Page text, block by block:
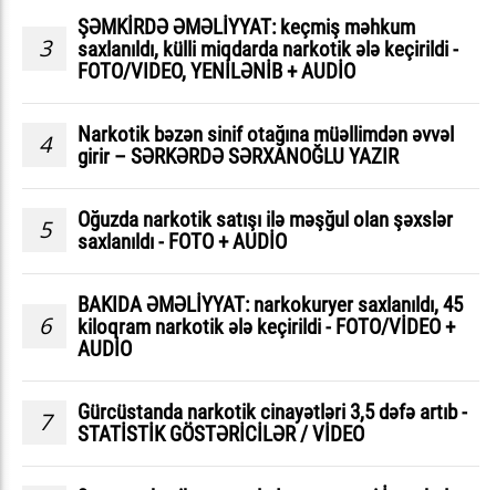
3
ŞƏMKİRDƏ ƏMƏLİYYAT: keçmiş məhkum
saxlanıldı, külli miqdarda narkotik ələ keçirildi -
FOTO/VIDEO, YENİLƏNİB + AUDİO
4
Narkotik bəzən sinif otağına müəllimdən əvvəl
girir – SƏRKƏRDƏ SƏRXANOĞLU YAZIR
5
Oğuzda narkotik satışı ilə məşğul olan şəxslər
saxlanıldı - FOTO + AUDİO
6
BAKIDA ƏMƏLİYYAT: narkokuryer saxlanıldı, 45
kiloqram narkotik ələ keçirildi - FOTO/VİDEO +
AUDİO
7
Gürcüstanda narkotik cinayətləri 3,5 dəfə artıb -
STATİSTİK GÖSTƏRİCİLƏR / VİDEO